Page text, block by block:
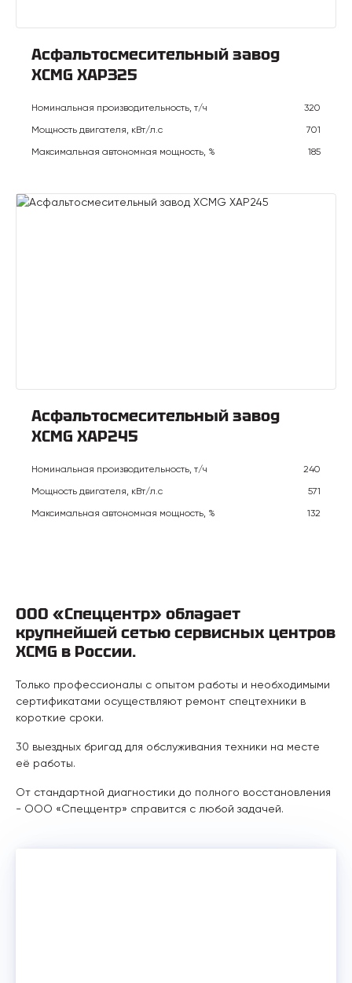
Асфальтосмесительный завод
XCMG XAP325
Номинальная производительность, т/ч
320
Мощность двигателя, кВт/л.с
701
Максимальная автономная мощность, %
185
Асфальтосмесительный завод
XCMG XAP245
Номинальная производительность, т/ч
240
Мощность двигателя, кВт/л.с
571
Максимальная автономная мощность, %
132
ООО «Спеццентр» обладает
крупнейшей сетью сервисных центров
XCMG в России.
Только профессионалы с опытом работы и необходимыми
сертификатами осуществляют ремонт спецтехники в
короткие сроки.
30 выездных бригад для обслуживания техники на месте
её работы.
От стандартной диагностики до полного восстановления
- ООО «Спеццентр» справится с любой задачей.